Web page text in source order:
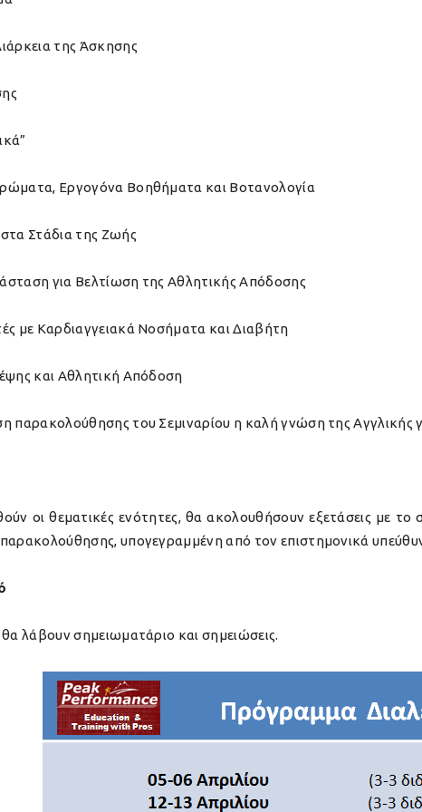
της Άσκησης
Εργογόνα Βοηθήματα και Βοτανολογία
Στάδια της Ζωής
για Βελτίωση της Αθλητικής Απόδοσης
με Καρδιαγγειακά Νοσήματα και Διαβήτη
και Αθλητική Απόδοση
παρακολούθησης του Σεμιναρίου η καλή γνώση της Αγγλικής
οι θεματικές ενότητες, θα ακολουθήσουν εξετάσεις με το
υπογεγραμμένη από τον επιστημονικά
λάβουν σημειωματάριο και σημειώσεις.